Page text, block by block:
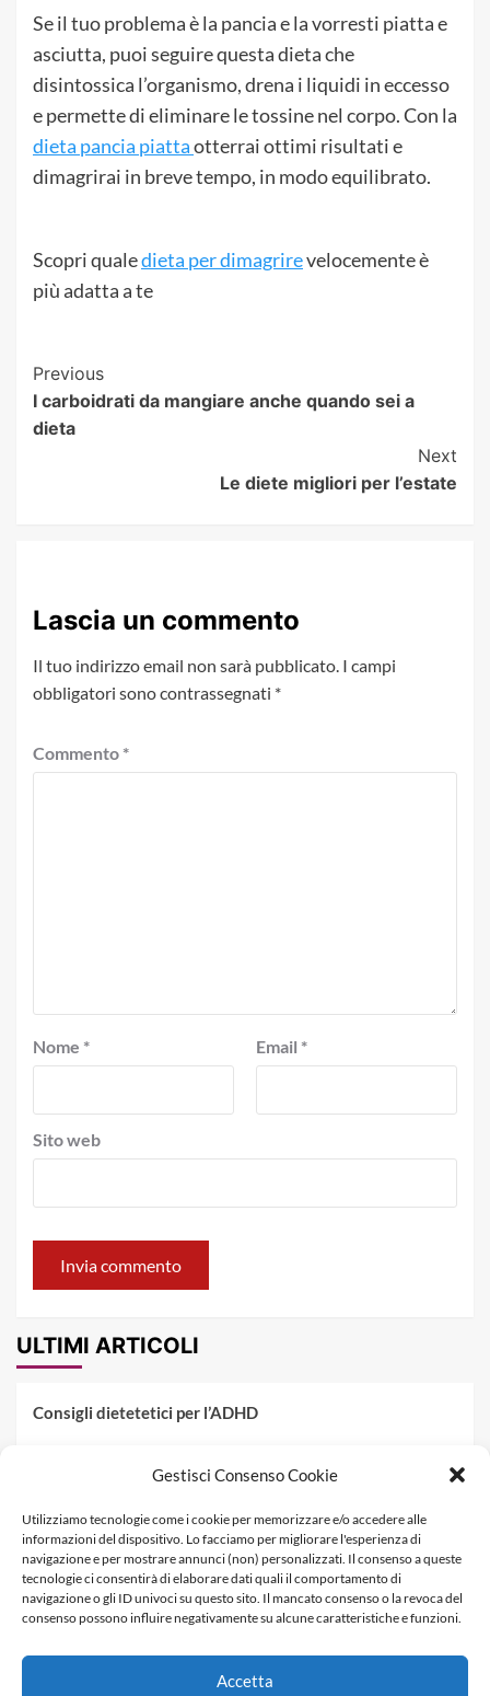
Gestisci Consenso Cookie
Utilizziamo tecnologie come i cookie per memorizzare e/o accedere alle
informazioni del dispositivo. Lo facciamo per migliorare l'esperienza di
navigazione e per mostrare annunci (non) personalizzati. Il consenso a queste
tecnologie ci consentirà di elaborare dati quali il comportamento di
navigazione o gli ID univoci su questo sito. Il mancato consenso o la revoca del
consenso possono influire negativamente su alcune caratteristiche e funzioni.
Accetta
Se il tuo problema è la pancia e la vorresti piatta e
asciutta, puoi seguire questa dieta che
disintossica l’organismo, drena i liquidi in eccesso
e permette di eliminare le tossine nel corpo. Con la
dieta pancia piattaotterrai ottimi risultati e
dimagrirai in breve tempo, in modo equilibrato.
Scopri qualedieta per dimagrirevelocemente è
più adatta a te
Post
Navigation
Previous
I carboidrati da mangiare anche quando sei a
dieta
Next
Le diete migliori per l’estate
Lascia un commento
Il tuo indirizzo email non sarà pubblicato. I campi
obbligatori sono contrassegnati *
Commento *
Nome * Email *
Sito web
ULTIMI ARTICOLI
Consigli dietetetici per l’ADHD
Fenilchetonuria
Dieta militare: come funziona, opinioni e schema tipo per
dimagrire in 3 giorni